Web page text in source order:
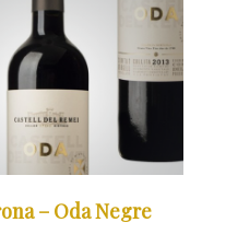
– Oda Negre